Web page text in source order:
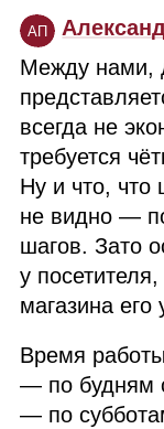
АП
Между нами,
всегда не
требуется
Ну и что,
не видно —
шагов. Зато
у
магазина его
Время
— по будням
— по